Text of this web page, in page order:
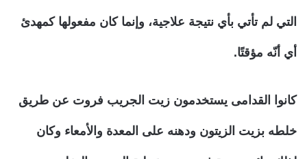
التي لم تأتي بأي نتيجة علاجية، وإنما كان مفعولها كمهدئ
أي أنّه مؤقتًا.
كانوا القدامى يستخدمون زيت الجريب فروت عن طريق
خلطه بزيت الزيتون ودهنه على المعدة والأمعاء وكان